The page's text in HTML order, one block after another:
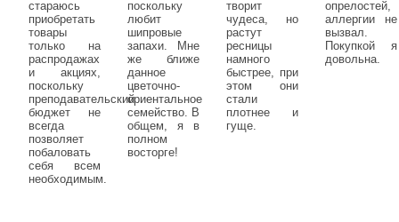
стараюсь
приобретать
товары
только на
распродажах
и акциях,
поскольку
преподавательский
бюджет не
всегда
позволяет
побаловать
себя всем
необходимым.
поскольку
любит
шипровые
запахи. Мне
же ближе
данное
цветочно-
ориентальное
семейство. В
общем, я в
полном
восторге!
творит
чудеса, но
растут
ресницы
намного
быстрее, при
этом они
стали
плотнее и
гуще.
опрелостей,
аллергии не
вызвал.
Покупкой я
довольна.